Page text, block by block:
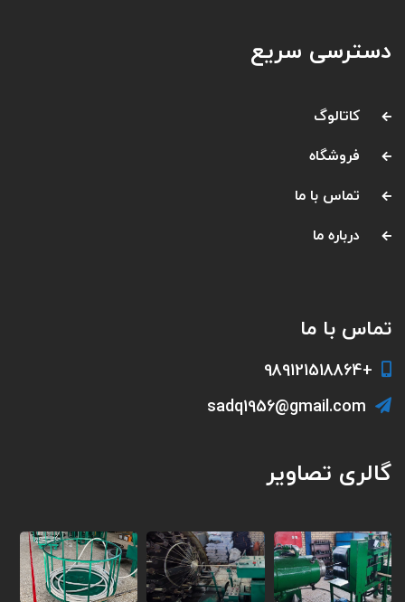
دسترسی سریع
کاتالوگ
فروشگاه
تماس با ما
درباره ما
تماس با ما
+989121518864
sadq1956@gmail.com
گالری تصاویر